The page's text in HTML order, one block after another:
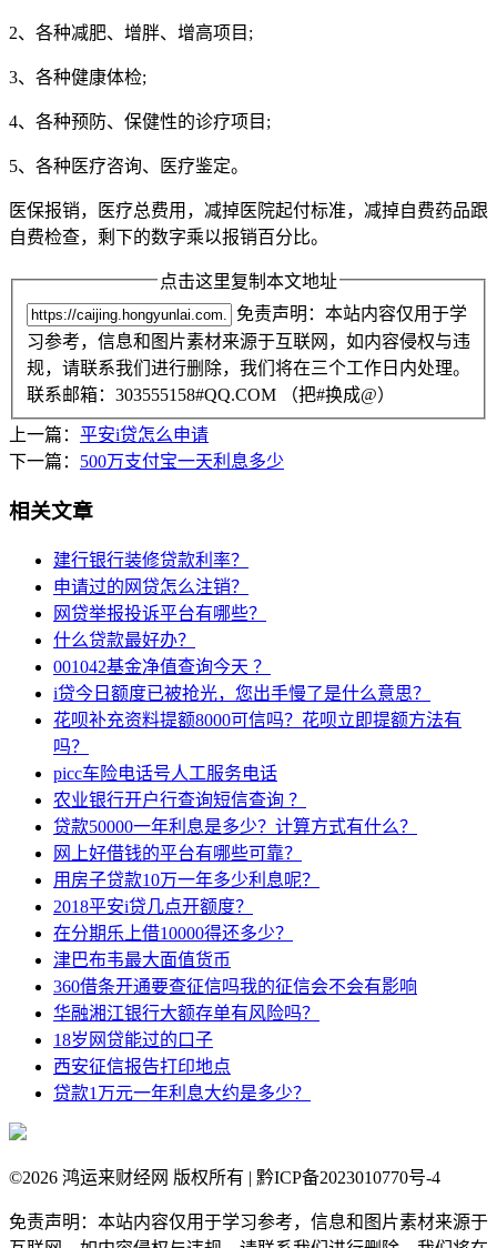
2、各种减肥、增胖、增高项目;
3、各种健康体检;
4、各种预防、保健性的诊疗项目;
5、各种医疗咨询、医疗鉴定。
医保报销，医疗总费用，减掉医院起付标准，减掉自费药品跟
自费检查，剩下的数字乘以报销百分比。
点击这里复制本文地址
免责声明：本站内容仅用于学
习参考，信息和图片素材来源于互联网，如内容侵权与违
规，请联系我们进行删除，我们将在三个工作日内处理。
联系邮箱：303555158#QQ.COM （把#换成@）
上一篇： 平安i贷怎么申请
下一篇： 500万支付宝一天利息多少
相关文章
建行银行装修贷款利率？
申请过的网贷怎么注销？
网贷举报投诉平台有哪些？
什么贷款最好办？
001042基金净值查询今天 ？
i贷今日额度已被抢光，您出手慢了是什么意思？
花呗补充资料提额8000可信吗？花呗立即提额方法有
吗？
picc车险电话号人工服务电话
农业银行开户行查询短信查询 ？
贷款50000一年利息是多少？计算方式有什么？
网上好借钱的平台有哪些可靠？
用房子贷款10万一年多少利息呢？
2018平安i贷几点开额度？
在分期乐上借10000得还多少？
津巴布韦最大面值货币
360借条开通要查征信吗我的征信会不会有影响
华融湘江银行大额存单有风险吗？
18岁网贷能过的口子
西安征信报告打印地点
贷款1万元一年利息大约是多少？
©2026 鸿运来财经网 版权所有 | 黔ICP备2023010770号-4
免责声明：本站内容仅用于学习参考，信息和图片素材来源于